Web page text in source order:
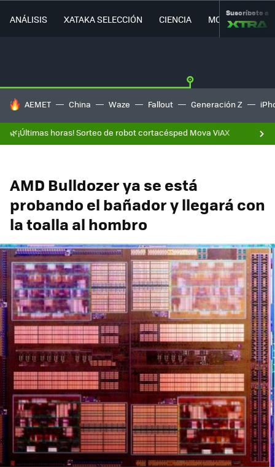
ANÁLISIS XATAKA SELECCIÓN CIENCIA MOVILIDAD
Suscríbete a
HOY SE HABLA DE
AEMET China Waze Fallout Generación Z
🌿¡Últimas horas! Sorteo de robot cortacésped Mova ViAX
AMD Bulldozer ya se está
probando el bañador y llegará con
la toalla al hombro